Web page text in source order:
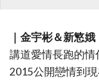
｜金宇彬＆新慜娥
講道愛情長跑的
2015公開戀情到